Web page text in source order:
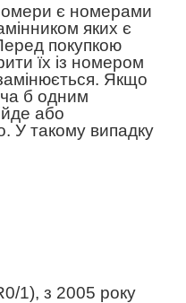
є номерами
яких є
покупкою
їх із номером
Якщо
б одним
або
У такому випадку
1), з 2005 року